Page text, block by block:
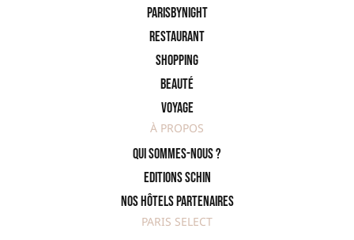
ParisByNight
Restaurant
Shopping
Beauté
Voyage
À PROPOS
Qui sommes-nous ?
Editions SCHIN
Nos hôtels partenaires
PARIS SELECT